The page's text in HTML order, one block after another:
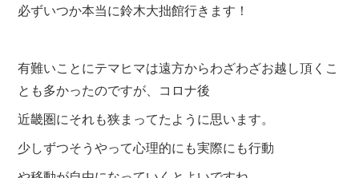
必ずいつか本当に鈴木大拙館行きます！
有難いことにテマヒマは遠方からわざわざお越し頂くこ
とも多かったのですが、コロナ後
近畿圏にそれも狭まってたように思います。
少しずつそうやって心理的にも実際にも行動